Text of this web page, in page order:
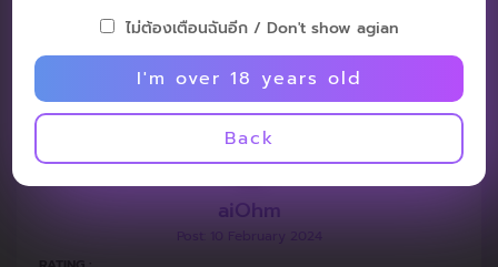
彼女は恥ずかしがらずに誇らしげに戻ってきて、完全に成長
したコックを見せました。
aiOhm
ไม่ต้องเตือนฉันอีก / Don't show agian
I'm over 18 years old
Back